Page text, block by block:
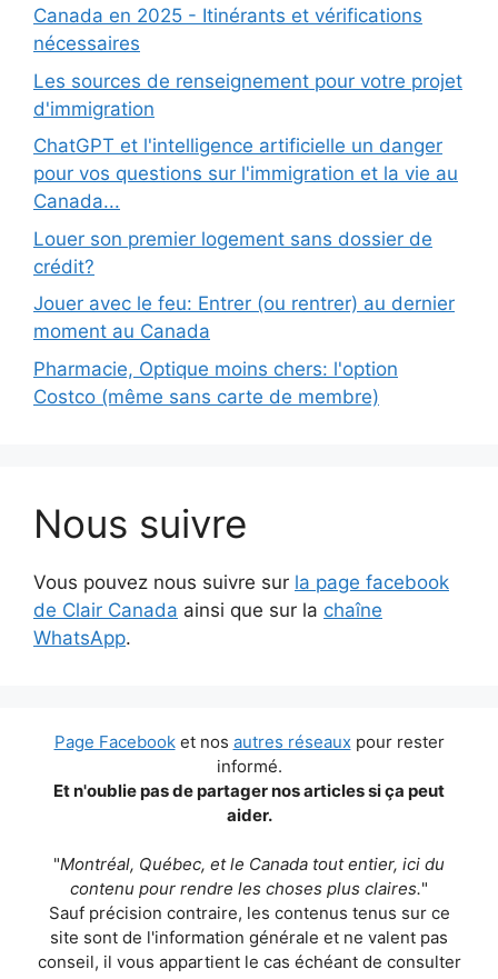
Canada en 2025 - Itinérants et vérifications
nécessaires
Les sources de renseignement pour votre projet
d'immigration
ChatGPT et l'intelligence artificielle un danger
pour vos questions sur l'immigration et la vie au
Canada...
Louer son premier logement sans dossier de
crédit?
Jouer avec le feu: Entrer (ou rentrer) au dernier
moment au Canada
Pharmacie, Optique moins chers: l'option
Costco (même sans carte de membre)
Nous suivre
Vous pouvez nous suivre sur la page facebook
de Clair Canada ainsi que sur la chaîne
WhatsApp.
Page Facebooket nos autres réseaux pour rester
informé.
Et n'oublie pas de partager nos articles si ça peut
aider.
"Montréal, Québec, et le Canada tout entier, ici du
contenu pour rendre les choses plus claires."
Sauf précision contraire, les contenus tenus sur ce
site sont de l'information générale et ne valent pas
conseil, il vous appartient le cas échéant de consulter